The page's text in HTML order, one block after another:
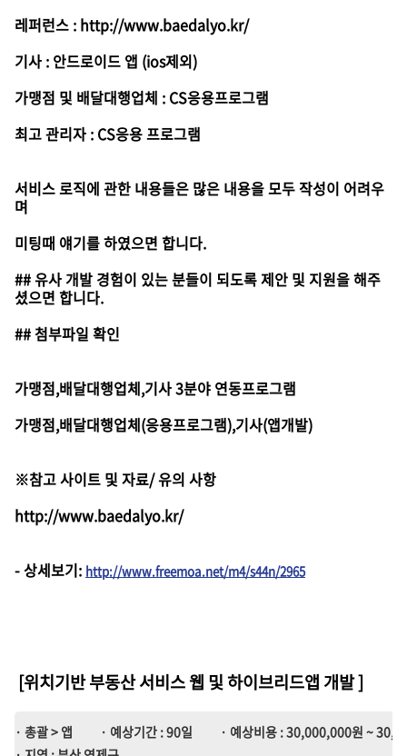
레퍼런스 : http://www.baedalyo.kr/
기사 : 안드로이드 앱 (ios제외)
가맹점 및 배달대행업체 : CS응용프로그램
최고 관리자 : CS응용 프로그램
서비스 로직에 관한 내용들은 많은 내용을 모두 작성이 어려우
며
미팅때 얘기를 하였으면 합니다.
## 유사 개발 경험이 있는 분들이 되도록 제안 및 지원을 해주
셨으면 합니다.
## 첨부파일 확인
가맹점,배달대행업체,기사 3분야 연동프로그램
가맹점,배달대행업체(응용프로그램),기사(앱개발)
※참고 사이트 및 자료/ 유의 사항
http://www.baedalyo.kr/
-상세보기: http://www.freemoa.net/m4/s44n/2965
[위치기반 부동산 서비스 웹 및 하이브리드앱 개발]
· 총괄 > 앱 · 예상기간 : 90일
· 예상비용 : 30,000,000원 ~